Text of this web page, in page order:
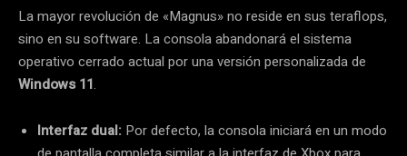
La mayor revolución de «Magnus» no reside en sus teraflops,
sino en su software. La consola abandonará el sistema
operativo cerrado actual por una versión personalizada de
Windows 11.
Interfaz dual: Por defecto, la consola iniciará en un modo